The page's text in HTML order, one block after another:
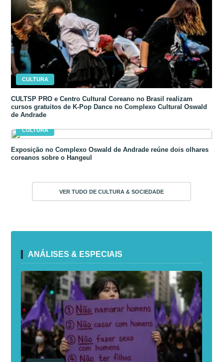
CULTURA
CULTSP PRO e Centro Cultural Coreano no Brasil realizam
cursos gratuitos de K-Pop Dance no Complexo Cultural Oswald
de Andrade
CULTURA
Exposição no Complexo Oswald de Andrade reúne dois olhares
coreanos sobre o Hangeul
VER TUDO DE CULTURA & SOCIEDADE
ANÁLISES & ESPECIAIS